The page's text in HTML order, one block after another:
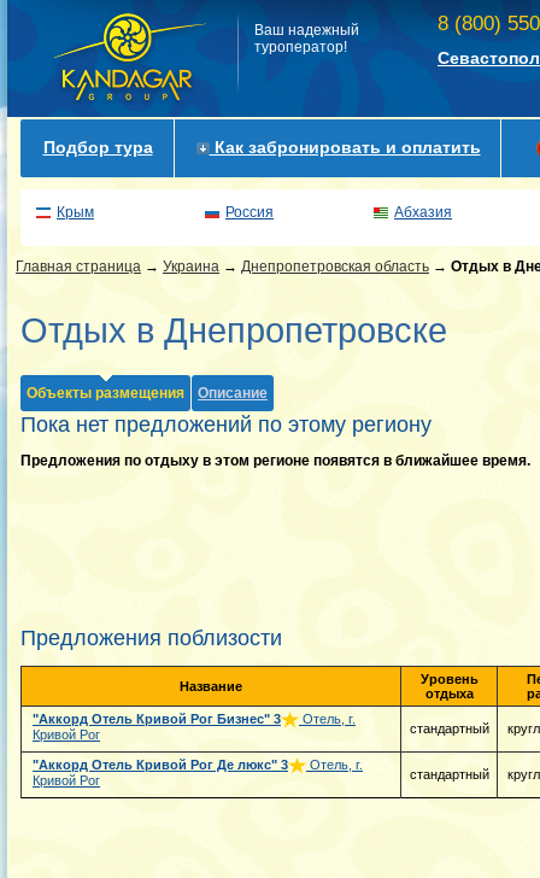
Ваш надежный
туроператор!
8 (800)
Подбор тура Как забронировать и оплатить
Крым Россия Абхазия
Главная страница → Украина → Днепропетровская область → Отдых в
Отдых в Днепропетровске
Объекты размещения Описание
Пока нет предложений по этому региону
Предложения по отдыху в этом регионе появятся в ближайшее время.
Предложения поблизости
Название
Уровень
отдыха
"Аккорд Отель Кривой Рог Бизнес" 3
Отель, г.
Кривой Рог
стандартный
"Аккорд Отель Кривой Рог Де люкс" 3
Отель, г.
Кривой Рог
стандартный